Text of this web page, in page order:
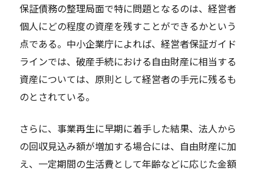
保証債務の整理局面で特に問題となるのは、経営者
個人にどの程度の資産を残すことができるかという
点である。中小企業庁によれば、経営者保証ガイド
ラインでは、破産手続における自由財産に相当する
資産については、原則として経営者の手元に残るも
のとされている。
さらに、事業再生に早期に着手した結果、法人から
の回収見込み額が増加する場合には、自由財産に加
え、一定期間の生活費として年齢などに応じた金額